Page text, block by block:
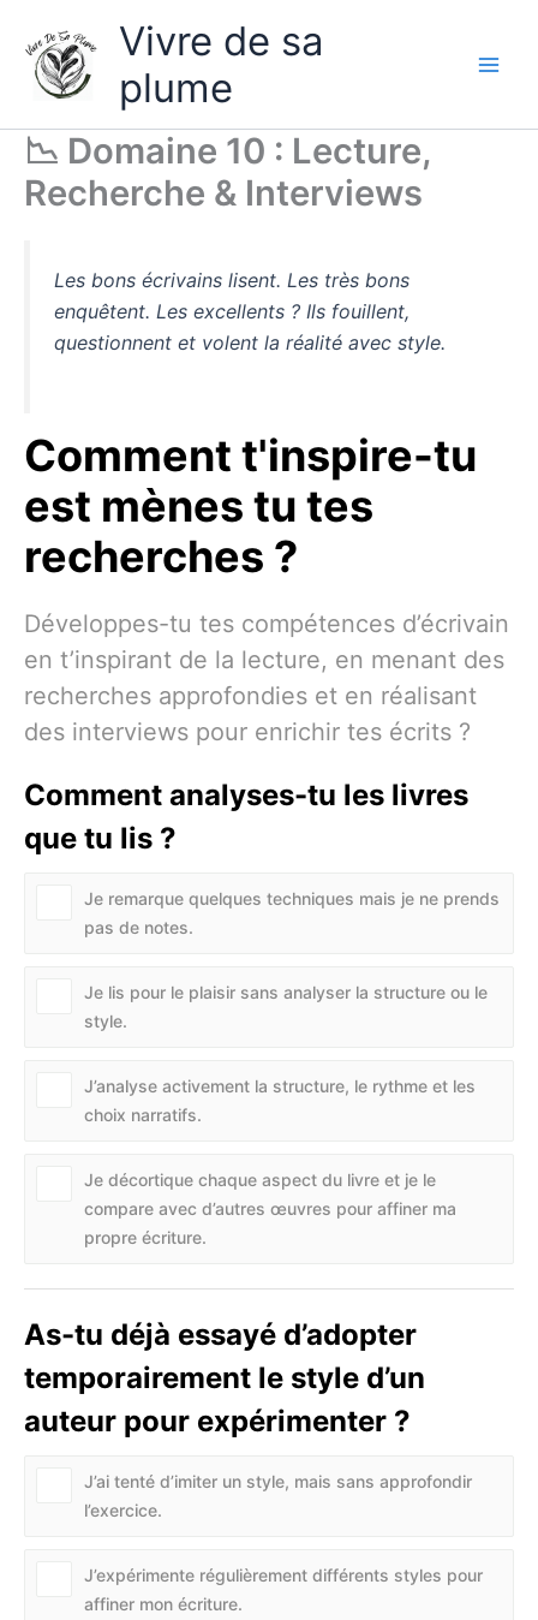
contenu
Vivre de sa
plume
📉 Domaine 10 : Lecture,
Recherche & Interviews
Les bons écrivains lisent. Les très bons
enquêtent. Les excellents ? Ils fouillent,
questionnent et volent la réalité avec style.
Comment t'inspire-tu
est mènes tu tes
recherches ?
Développes-tu tes compétences d’écrivain
en t’inspirant de la lecture, en menant des
recherches approfondies et en réalisant
des interviews pour enrichir tes écrits ?
Comment analyses-tu les livres
que tu lis ?
Je remarque quelques techniques mais je ne prends
pas de notes.
Je lis pour le plaisir sans analyser la structure ou le
style.
J’analyse activement la structure, le rythme et les
choix narratifs.
Je décortique chaque aspect du livre et je le
compare avec d’autres œuvres pour affiner ma
propre écriture.
As-tu déjà essayé d’adopter
temporairement le style d’un
auteur pour expérimenter ?
J’ai tenté d’imiter un style, mais sans approfondir
l’exercice.
J’expérimente régulièrement différents styles pour
affiner mon écriture.